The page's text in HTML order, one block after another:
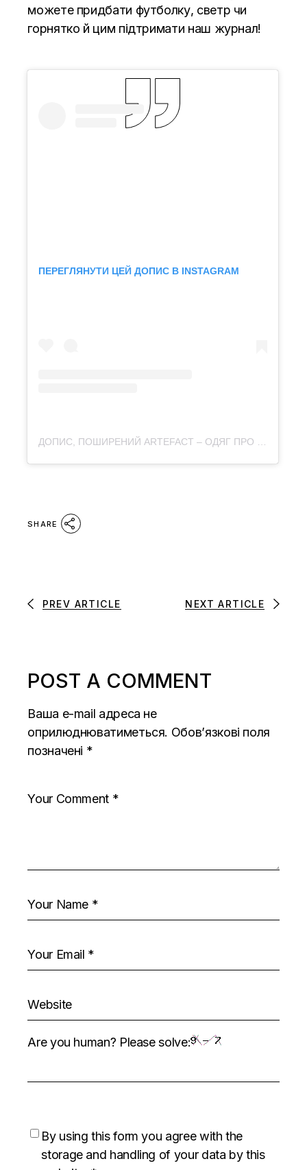
можете придбати футболку, светр чи
горнятко й цим підтримати наш журнал!
ПЕРЕГЛЯНУТИ ЦЕЙ ДОПИС В INSTAGRAM
SHARE
PREV ARTICLE NEXT ARTICLE
POST A COMMENT
Ваша e-mail адреса не
оприлюднюватиметься. Обов’язкові поля
позначені *
Are you human? Please solve:
By using this form you agree with the
storage and handling of your data by this